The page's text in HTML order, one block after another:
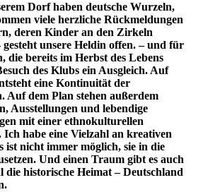
Dorf haben deutsche Wurzeln,
viele herzliche Rückmeldungen
deren Kinder an den Zirkeln
gesteht unsere Heldin offen. – und für
die bereits im Herbst des Lebens
des Klubs ein Ausgleich. Auf
eine Kontinuität der
Auf dem Plan stehen außerdem
Ausstellungen und lebendige
mit einer ethnokulturellen
Ich habe eine Vielzahl an kreativen
ist nicht immer möglich, sie in die
Und einen Traum gibt es auch
die historische Heimat – Deutschland